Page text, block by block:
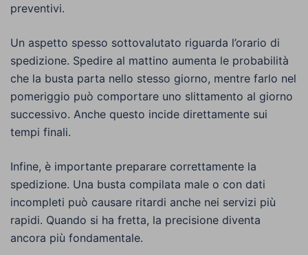
preventivi.
Un aspetto spesso sottovalutato riguarda l’orario di
spedizione. Spedire al mattino aumenta le probabilità
che la busta parta nello stesso giorno, mentre farlo nel
pomeriggio può comportare uno slittamento al giorno
successivo. Anche questo incide direttamente sui
tempi finali.
Infine, è importante preparare correttamente la
spedizione. Una busta compilata male o con dati
incompleti può causare ritardi anche nei servizi più
rapidi. Quando si ha fretta, la precisione diventa
ancora più fondamentale.